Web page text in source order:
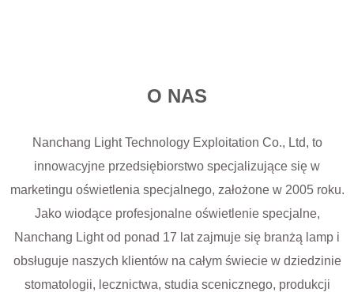
O NAS
Nanchang Light Technology Exploitation Co., Ltd, to
innowacyjne przedsiębiorstwo specjalizujące się w
marketingu oświetlenia specjalnego, założone w 2005 roku.
Jako wiodące profesjonalne oświetlenie specjalne,
Nanchang Light od ponad 17 lat zajmuje się branżą lamp i
obsługuje naszych klientów na całym świecie w dziedzinie
stomatologii, lecznictwa, studia scenicznego, produkcji